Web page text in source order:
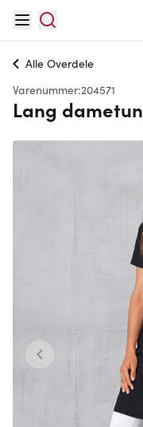
Alle Overdele
Varenummer:204571
Lang